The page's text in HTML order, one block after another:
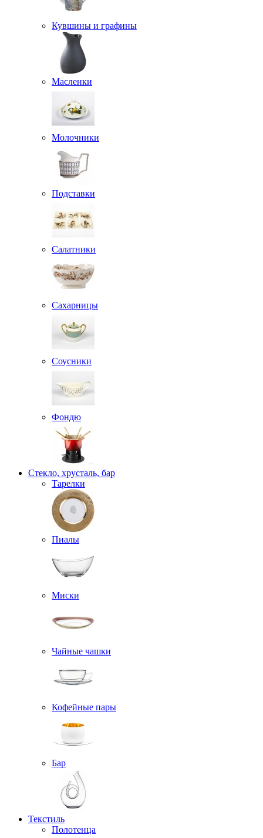
Кувшины и графины
Масленки
Молочники
Подставки
Салатники
Сахарницы
Соусники
Фондю
Стекло, хрусталь, бар
Тарелки
Пиалы
Миски
Чайные чашки
Кофейные пары
Бар
Текстиль
Полотенца